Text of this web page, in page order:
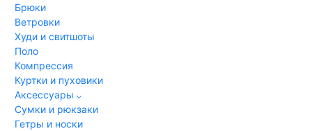
Брюки
Ветровки
Худи и свитшоты
Поло
Компрессия
Куртки и пуховики
Аксессуары
Сумки и рюкзаки
Гетры и носки